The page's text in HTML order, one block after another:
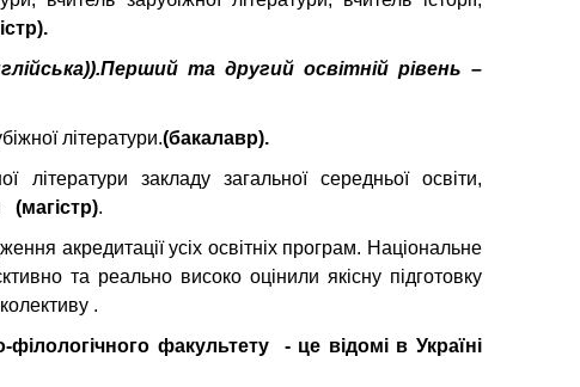
та другий освітній рівень –
літератури.(бакалавр).
літератури закладу загальної середньої освіти,
(магістр).
акредитації усіх освітніх програм. Національне
та реально високо оцінили якісну підготовку
.
філологічного факультету - це відомі в Україні